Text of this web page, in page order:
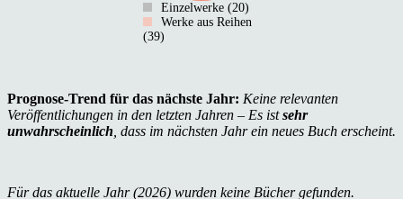
Einzelwerke (20)
Werke aus Reihen
(39)
Prognose-Trend für das nächste Jahr: Keine relevanten
Veröffentlichungen in den letzten Jahren – Es istsehr
unwahrscheinlich , dass im nächsten Jahr ein neues Buch erscheint.
Für das aktuelle Jahr (2026) wurden keine Bücher gefunden.